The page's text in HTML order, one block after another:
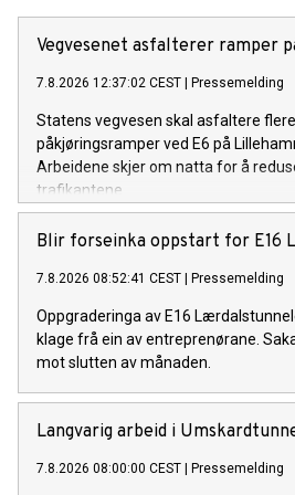
Vegvesenet asfalterer ramper
7.8.2026 12:37:02 CEST | Pressemelding
Statens vegvesen skal asfaltere
påkjøringsramper ved E6 på
Arbeidene skjer om natta for å
trafikantene.
Blir forseinka oppstart for E16
7.8.2026 08:52:41 CEST | Pressemelding
Oppgraderinga av E16
klage frå ein av entreprenørane.
mot slutten av månaden.
Langvarig arbeid i
7.8.2026 08:00:00 CEST | Pressemelding